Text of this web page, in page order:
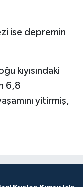
ise depremin
kıyısındaki
6,8
yitirmiş,